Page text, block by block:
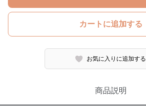
カートに追加する
お気に入りに追加する
商品説明